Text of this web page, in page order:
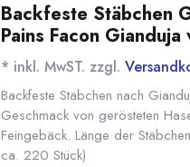
Backfeste Stäbchen
Pains Facon Gianduja
* inkl. MwST. zzgl.
Backfeste Stäbchen nach
Geschmack von gerösteten
Feingebäck. Länge der
ca. 220 Stück)